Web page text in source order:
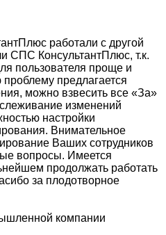
работали с другой
СПС КонсультантПлюс, т.к.
пользователя проще и
предлагается
можно взвесить все «За»
изменений
настройки
Внимательное
Ваших сотрудников
вопросы. Имеется
продолжать работать
за плодотворное
компании